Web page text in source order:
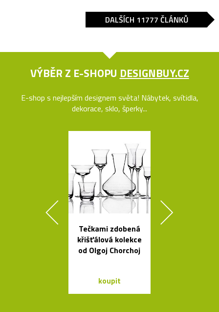
DALŠÍCH 11777 ČLÁNKŮ
VÝBĚR Z E-SHOPU DESIGNBUY.CZ
E-shop s nejlepším designem světa! Nábytek, svítidla,
dekorace, sklo, šperky...
Tečkami zdobená
křišťálová kolekce
od Olgoj Chorchoj
koupit